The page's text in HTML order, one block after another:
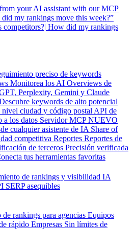
your AI assistant with our MCP
my rankings move this week?”
competitors?| How did my rankings
preciso de keywords
Monitorea los AI Overviews de
Perplexity, Gemini y Claude
keywords de alto potencial
nivel ciudad y código postal API de
a los datos Servidor MCPNUEVO
cualquier asistente de IA Share of
competitiva Reportes Reportes de
de terceros Precisión verificada
tus herramientas favoritas
de rankings y visibilidad IA
SERP asequibles
de rankings para agencias Equipos
rápido Empresas Sin límites de